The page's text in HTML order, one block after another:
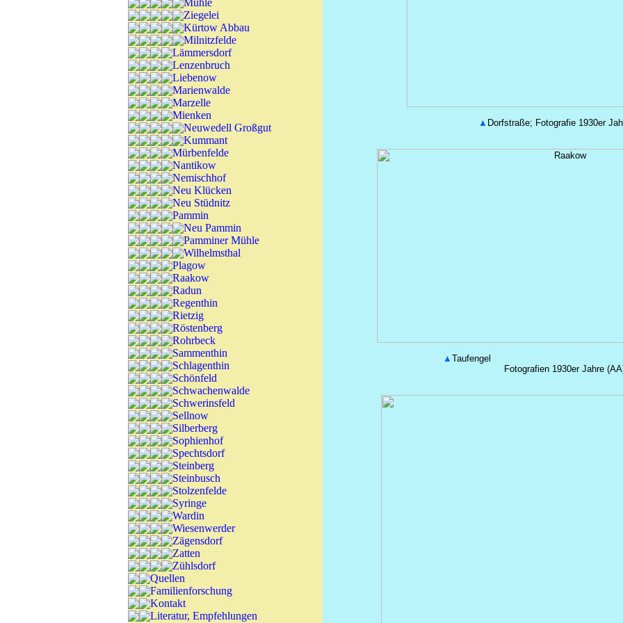
Mühle
Ziegelei
Kürtow Abbau
Milnitzfelde
Lämmersdorf
Lenzenbruch
Liebenow
Marienwalde
Marzelle
Mienken
Neuwedell Großgut
Kummant
Mürbenfelde
Nantikow
Nemischhof
Neu Klücken
Neu Stüdnitz
Pammin
Neu Pammin
Pamminer Mühle
Wilhelmsthal
Plagow
Raakow
Radun
Regenthin
Rietzig
Röstenberg
Rohrbeck
Sammenthin
Schlagenthin
Schönfeld
Schwachenwalde
Schwerinsfeld
Sellnow
Silberberg
Sophienhof
Spechtsdorf
Steinberg
Steinbusch
Stolzenfelde
Syringe
Wardin
Wiesenwerder
Zägensdorf
Zatten
Zühlsdorf
Quellen
Familienforschung
Kontakt
Literatur, Empfehlungen
▲ Dorfstraße; Fotografie 1930er
▲ Taufengel
Fotografien 1930er Jahre